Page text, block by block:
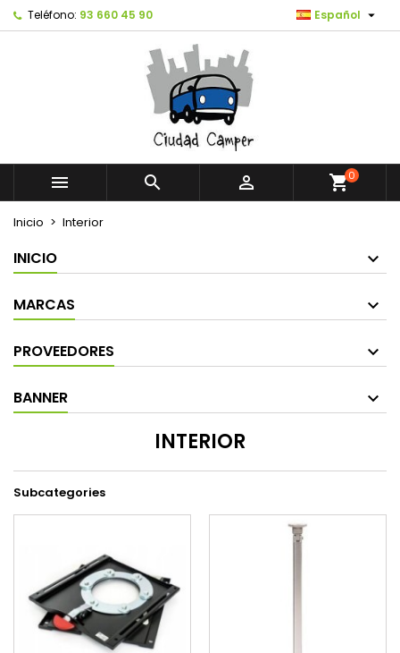
Teléfono: 93 660 45 90 Español 
   shopping_cart0
Inicio Interior
INICIO
MARCAS
PROVEEDORES
BANNER
INTERIOR
Subcategories